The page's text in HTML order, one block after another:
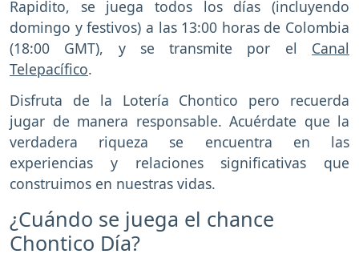
Rapidito, se juega todos los días (incluyendo
domingo y festivos) a las 13:00 horas de Colombia
(18:00 GMT), y se transmite por el Canal
Telepacífico.
Disfruta de la Lotería Chontico pero recuerda
jugar de manera responsable. Acuérdate que la
verdadera riqueza se encuentra en las
experiencias y relaciones significativas que
construimos en nuestras vidas.
¿Cuándo se juega el chance
Chontico Día?